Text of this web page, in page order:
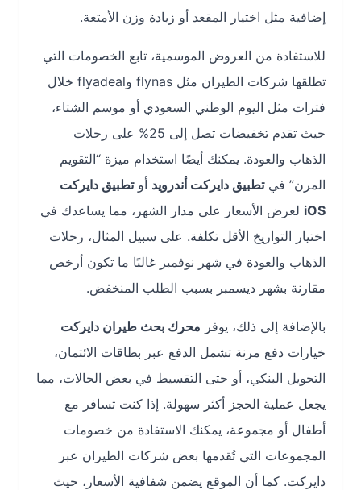
إضافية مثل اختيار المقعد أو زيادة وزن الأمتعة.
للاستفادة من العروض الموسمية، تابع الخصومات التي
تطلقها شركات الطيران مثل flynas وflyadeal خلال
فترات مثل اليوم الوطني السعودي أو موسم الشتاء،
حيث تقدم تخفيضات تصل إلى 25% على رحلات
الذهاب والعودة. يمكنك أيضًا استخدام ميزة “التقويم
المرن” فيتطبيق دايركت أندرويدأوتطبيق دايركت
لعرض الأسعار على مدار الشهر، مما يساعدك في
اختيار التواريخ الأقل تكلفة. على سبيل المثال، رحلات
الذهاب والعودة في شهر نوفمبر غالبًا ما تكون أرخص
مقارنة بشهر ديسمبر بسبب الطلب المنخفض.
بالإضافة إلى ذلك، يوفر محرك بحث طيران دايركت
خيارات دفع مرنة تشمل الدفع عبر بطاقات الائتمان،
التحويل البنكي، أو حتى التقسيط في بعض الحالات، مما
يجعل عملية الحجز أكثر سهولة. إذا كنت تسافر مع
أطفال أو مجموعة، يمكنك الاستفادة من خصومات
المجموعات التي تُقدمها بعض شركات الطيران عبر
دايركت. كما أن الموقع يضمن شفافية الأسعار، حيث